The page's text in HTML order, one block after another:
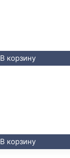
В корзину
В корзину